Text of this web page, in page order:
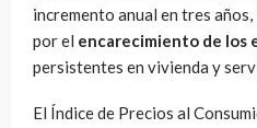
incremento anual en tres
por el encarecimiento de los
persistentes en vivienda y
El Índice de Precios al